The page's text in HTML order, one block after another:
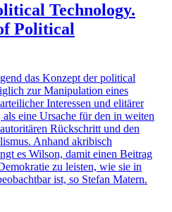
Technology.
Political
das Konzept der political
zur Manipulation eines
Interessen und elitärer
eine Ursache für den in weiten
Rückschritt und den
Anhand akribisch
es Wilson, damit einen Beitrag
zu leisten, wie sie in
ist, so Stefan Matern.